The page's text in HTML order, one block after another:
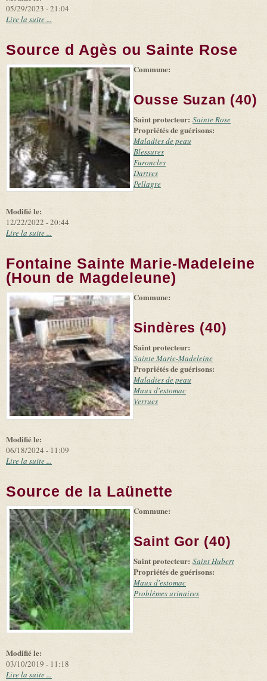
05/29/2023 - 21:04
Lire la suite ...
Source d Agès ou Sainte Rose
-
Leaflet (link is
|
Tiles
(link is
external)
©
Microsoft
and
suppliers
Modifié le:
12/22/2022 - 20:44
Commune:
Ousse Suzan (40)
Saint protecteur: Sainte Rose
Propriétés de guérisons:
Maladies de peau
Blessures
Furoncles
Dartres
Pellagre
Lire la suite ...
Fontaine Sainte Marie-Madeleine
(Houn de Magdeleune)
-
Leaflet (link is
|
Tiles
(link is
external)
©
Microsoft
and
suppliers
Modifié le:
06/18/2024 - 11:09
Commune:
Sindères (40)
Saint protecteur:
Sainte Marie-Madeleine
Propriétés de guérisons:
Maladies de peau
Maux d'estomac
Verrues
Lire la suite ...
Source de la Laünette
-
Leaflet (link is
|
Tiles
(link is
external)
©
Microsoft
and
suppliers
Modifié le:
03/10/2019 - 11:18
Commune:
Saint Gor (40)
Saint protecteur: Saint Hubert
Propriétés de guérisons:
Maux d'estomac
Problèmes urinaires
Lire la suite ...